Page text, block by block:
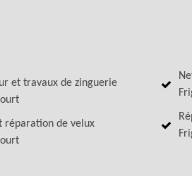
et travaux de zinguerie
réparation de velux